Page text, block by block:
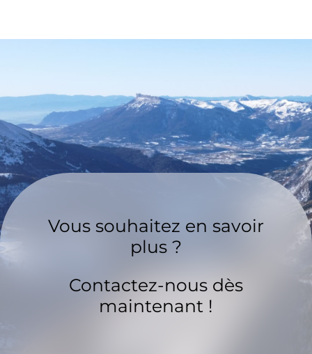
Vous souhaitez en savoir
plus ?
Contactez-nous dès
maintenant !